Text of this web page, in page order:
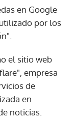
en Google
por los
el sitio web
empresa
de
en
noticias.